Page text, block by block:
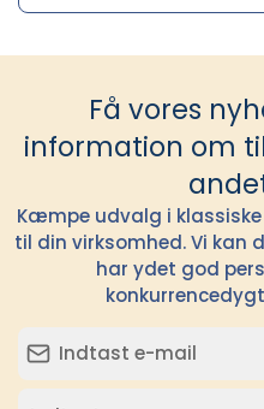
Få vores
information om
Kæmpe udvalg i
til din virksomhed. Vi kan
har ydet god